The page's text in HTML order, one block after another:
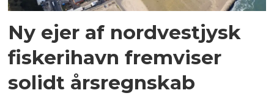
Ny ejer af nordvestjysk
fiskerihavn fremviser
solidt årsregnskab